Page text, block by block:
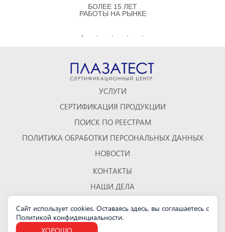
БОЛЕЕ 15 ЛЕТ
РАБОТЫ НА РЫНКЕ
УСЛУГИ
СЕРТИФИКАЦИЯ ПРОДУКЦИИ
ПОИСК ПО РЕЕСТРАМ
ПОЛИТИКА ОБРАБОТКИ ПЕРСОНАЛЬНЫХ ДАННЫХ
НОВОСТИ
КОНТАКТЫ
НАШИ ДЕЛА
КАРТА САЙТА
Сайт использует cookies. Оставаясь здесь, вы соглашаетесь с
Политикой конфиденциальности.